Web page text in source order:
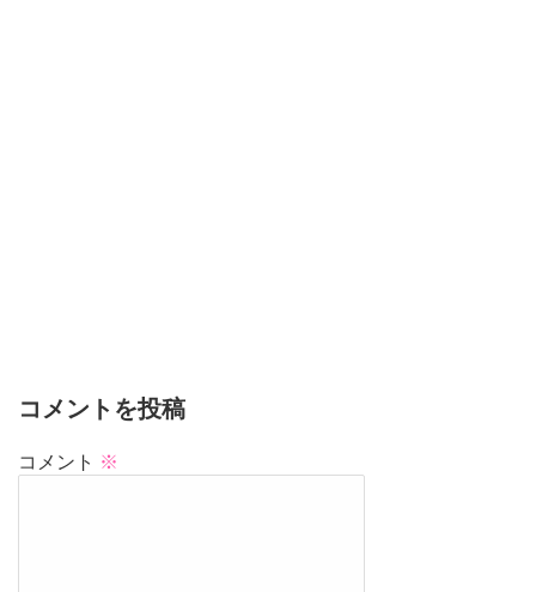
コメントを投稿
コメント ※